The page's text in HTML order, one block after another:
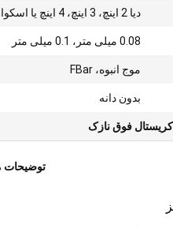
دیا 2 اینچ، 3 اینچ، 4 اینچ یا اسکوارد
0.08 میلی متر، 0.1 میلی متر
موج انبوه، FBar
بدون دانه
فوق نازک